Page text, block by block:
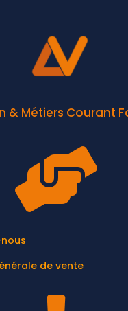
& Métiers Courant

de vente